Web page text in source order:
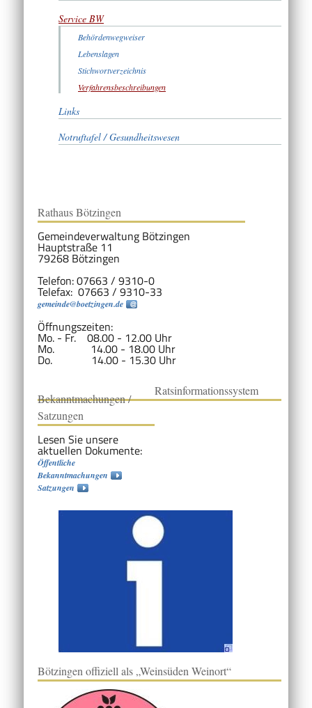
Service BW
Behördenwegweiser
Lebenslagen
Stichwortverzeichnis
Verfahrensbeschreibungen
Links
Notruftafel / Gesundheitswesen
Rathaus Bötzingen
Gemeindeverwaltung Bötzingen
Hauptstraße 11
79268 Bötzingen
Telefon: 07663 / 9310-0
Telefax: 07663 / 9310-33
gemeinde@boetzingen.de
Öffnungszeiten:
Mo. - Fr. 08.00 - 12.00 Uhr
Mo. 14.00 - 18.00 Uhr
Do. 14.00 - 15.30 Uhr
Bekanntmachungen /
Satzungen
Lesen Sie unsere
aktuellen Dokumente:
Öffentliche
Bekanntmachungen
Satzungen
Ratsinformationssystem
Bötzingen offiziell als „Weinsüden Weinort“